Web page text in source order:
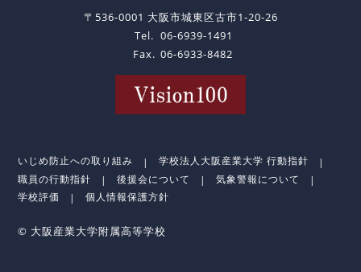
〒536-0001 大阪市城東区古市1-20-26
Tel. 06-6939-1491
Fax. 06-6933-8482
いじめ防止への取り組み
学校法人大阪産業大学 行動指針
職員の行動指針
後援会について
気象警報について
学校評価
個人情報保護方針
© 大阪産業大学附属高等学校